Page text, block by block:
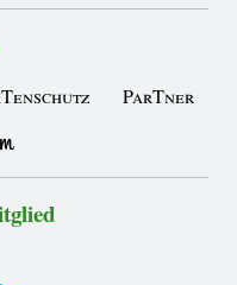
ParTner